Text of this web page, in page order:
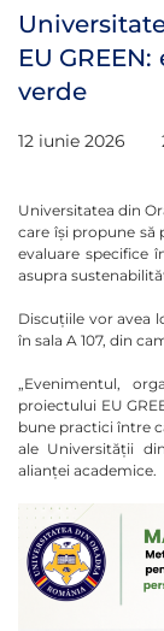
EU
verde
12 iunie 2026
Universitatea din
care își propune să
evaluare specifice
asupra
Discuțiile vor avea
în sala A 107, din
„Evenimentul,
proiectului EU
bune practici între
ale Universității
alianței academice.